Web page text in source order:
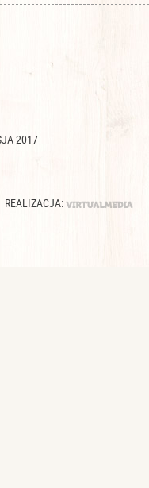
2017
REALIZACJA: